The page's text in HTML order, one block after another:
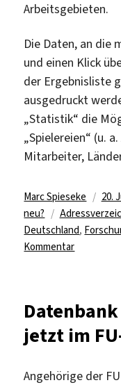
Arbeitsgebieten.
Die Daten, an die
und einen Klick
der Ergebnisliste
ausgedruckt
„Statistik“ die
„Spielereien“ (u.
Mitarbeiter,
Autor
Marc Spieseke
am
20.
neu?
Schlagwörter
Deutschland,
Kommentarzu
des
lizenziert
jetzt im
Angehörige der